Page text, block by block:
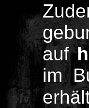
auf
im